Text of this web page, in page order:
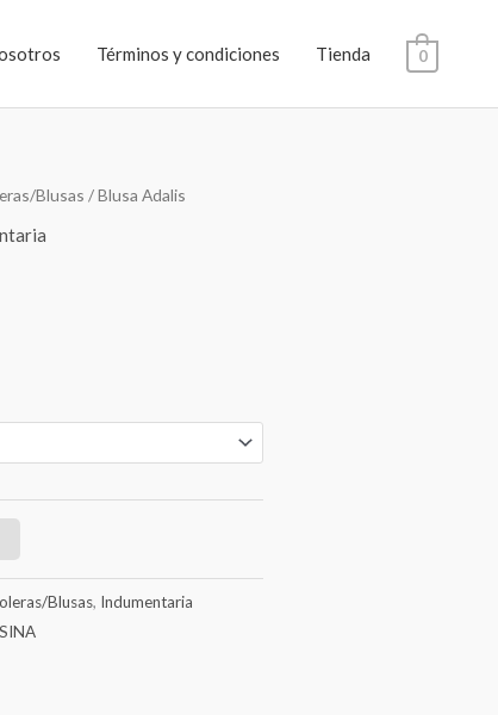
Términos y condiciones Tienda 0
Blusas / Blusa Adalis
Blusas, Indumentaria